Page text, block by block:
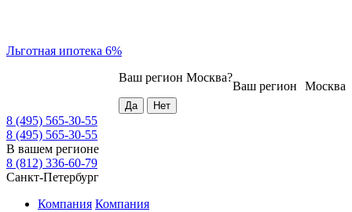
Льготная ипотека 6%
Москва
Ваш регион
Ваш регион Москва?
8 (495) 565-30-55
8 (495) 565-30-55
В вашем регионе
8 (812) 336-60-79
Санкт-Петербург
Компания Компания